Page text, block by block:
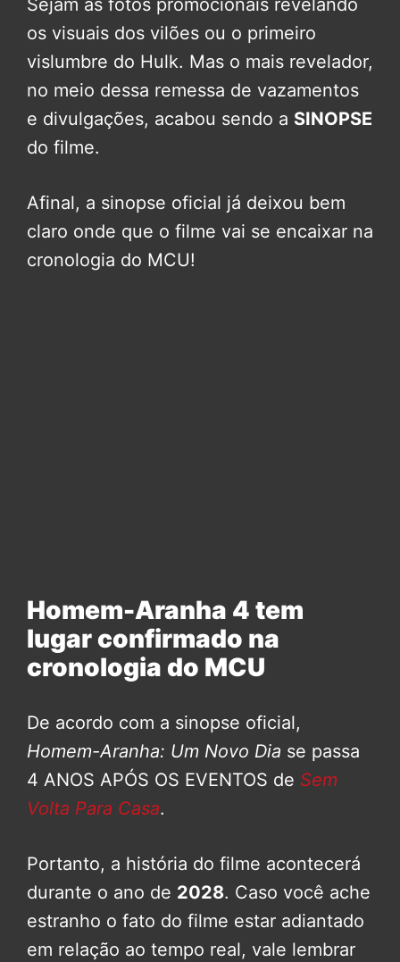
Sejam as fotos promocionais revelando
os visuais dos vilões ou o primeiro
vislumbre do Hulk. Mas o mais revelador,
no meio dessa remessa de vazamentos
e divulgações, acabou sendo a SINOPSE
do filme.
Afinal, a sinopse oficial já deixou bem
claro onde que o filme vai se encaixar na
cronologia do MCU!
Homem-Aranha 4 tem
lugar confirmado na
cronologia do MCU
De acordo com a sinopse oficial,
Homem-Aranha: Um Novo Dia se passa
4 ANOS APÓS OS EVENTOS de Sem
Volta Para Casa.
Portanto, a história do filme acontecerá
durante o ano de 2028. Caso você ache
estranho o fato do filme estar adiantado
em relação ao tempo real, vale lembrar